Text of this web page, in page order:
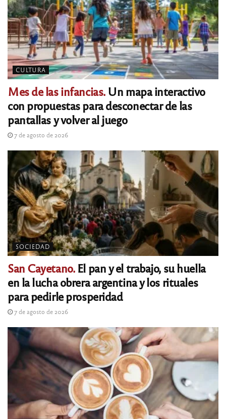
CULTURA
Mes de las infancias.Un mapa interactivo
con propuestas para desconectar de las
pantallas y volver al juego
7 de agosto de 2026
SOCIEDAD
San Cayetano.El pan y el trabajo, su huella
en la lucha obrera argentina y los rituales
para pedirle prosperidad
7 de agosto de 2026